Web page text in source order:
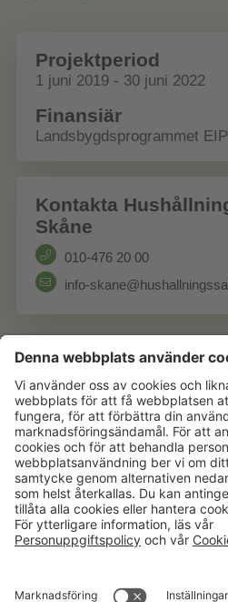
Projektperiod
1 juni 2019 - 30 juni 2022
Finansiär
Landsbygdsprogrammet
Kontakta
Skåne
010-476 20 00
info-